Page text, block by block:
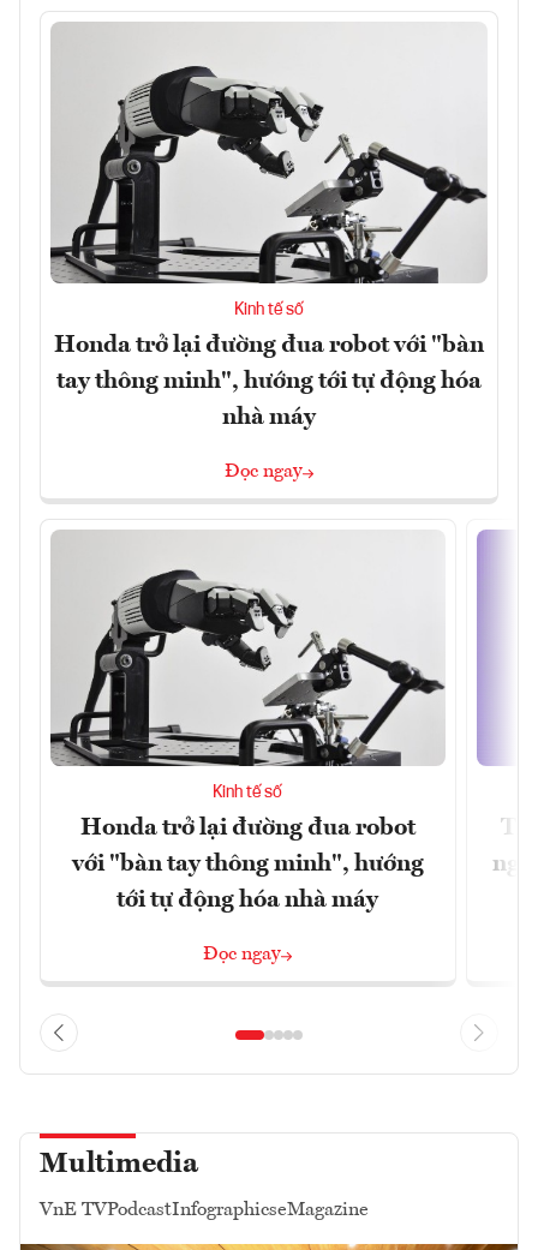
Kinh tế số
Honda trở lại đường đua robot với "bàn
tay thông minh", hướng tới tự động hóa
nhà máy
Đọc ngay
Kinh tế số
Honda trở lại đường đua robot
với "bàn tay thông minh", hướng
tới tự động hóa nhà máy
Đọc ngay
Multimedia
VnE TVPodcastInfographicseMagazine